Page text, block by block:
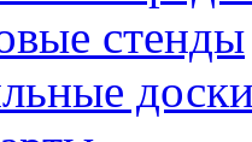
стенды